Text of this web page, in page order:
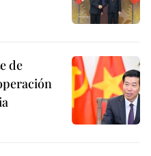
de